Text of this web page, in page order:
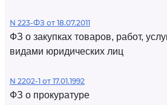
N 223-ФЗ от 18.07.2011
ФЗ о закупках товаров, работ,
видами юридических лиц
N 2202-1 от 17.01.1992
ФЗ о прокуратуре